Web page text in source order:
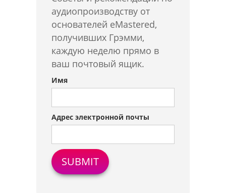
аудиопроизводству от
основателей eMastered,
получивших Грэмми,
каждую неделю прямо в
ваш почтовый ящик.
Имя
Адрес электронной почты